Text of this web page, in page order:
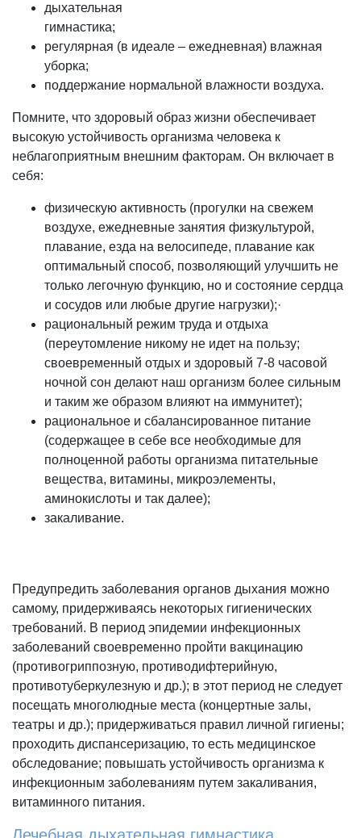
дыхательная
регулярная (в идеале – ежедневная) влажная
поддержание нормальной влажности воздуха.
Помните, что здоровый образ жизни обеспечивает
высокую устойчивость организма человека к
неблагоприятным внешним факторам. Он включает в
себя:
физическую активность (прогулки на свежем
воздухе, ежедневные занятия физкультурой,
плавание, езда на велосипеде, плавание как
оптимальный способ, позволяющий улучшить не
только легочную функцию, но и состояние сердца
и сосудов или любые другие нагрузки);·
рациональный режим труда и отдыха
(переутомление никому не идет на пользу;
своевременный отдых и здоровый 7-8 часовой
ночной сон делают наш организм более сильным
и таким же образом влияют на иммунитет);
рациональное и сбалансированное питание
(содержащее в себе все необходимые для
полноценной работы организма питательные
вещества, витамины, микроэлементы,
аминокислоты и так далее);
закаливание.
Предупредить заболевания органов дыхания можно
самому, придерживаясь некоторых гигиенических
требований. В период эпидемии инфекционных
заболеваний своевременно пройти вакцинацию
(противогриппозную, противодифтерийную,
противотуберкулезную и др.); в этот период не следует
посещать многолюдные места (концертные залы,
театры и др.); придерживаться правил личной гигиены;
проходить диспансеризацию, то есть медицинское
обследование; повышать устойчивость организма к
инфекционным заболеваниям путем закаливания,
витаминного питания.